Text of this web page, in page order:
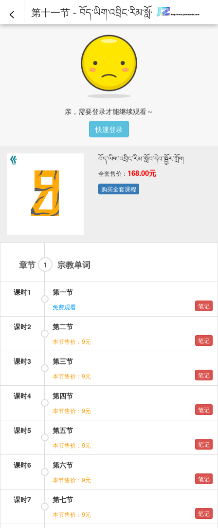
< 第十一节 - བོད་ཡིག་འབྲིང་རིམ་སློབ་དེབ་སྦྱོར་ཀློག
亲，需要登录才能继续观看～
快速登录
བོད་ཡིག་འབྲིང་རིམ་སློབ་དེབ་སྦྱོར་ཀློག
全套售价： 168.00元
购买全套课程
章节 宗教单词
1
课时1 第一节
免费观看 笔记
课时2 第二节
本节售价：9元 笔记
课时3 第三节
本节售价：9元 笔记
课时4 第四节
本节售价：9元 笔记
课时5 第五节
本节售价：9元 笔记
课时6 第六节
本节售价：9元 笔记
课时7 第七节
本节售价：9元 笔记